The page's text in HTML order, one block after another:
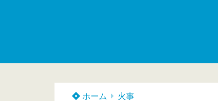
ホーム 火事